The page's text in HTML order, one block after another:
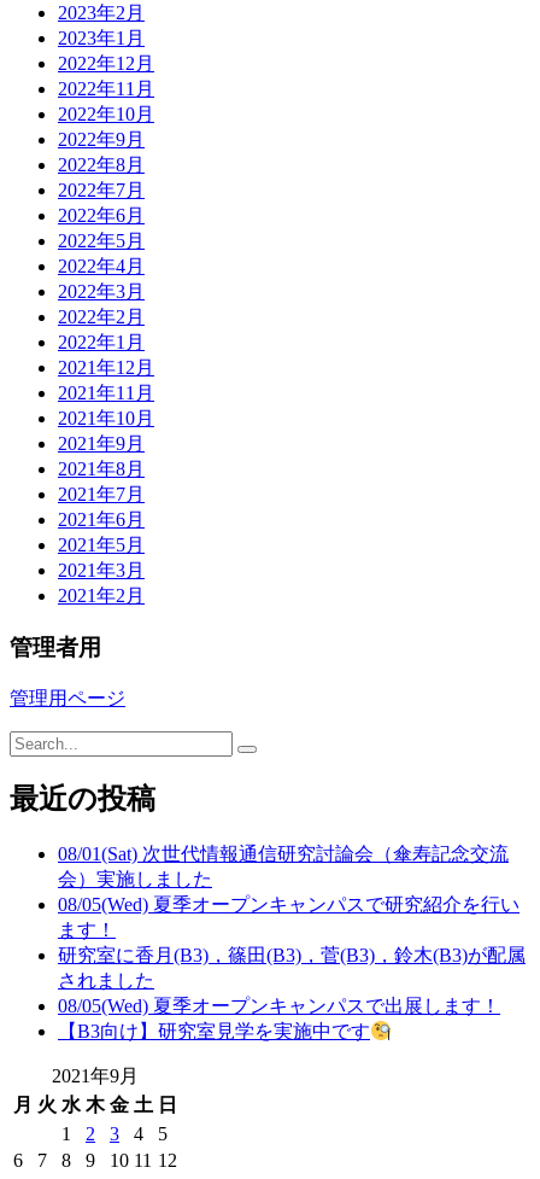
2023年2月
2023年1月
2022年12月
2022年11月
2022年10月
2022年9月
2022年8月
2022年7月
2022年6月
2022年5月
2022年4月
2022年3月
2022年2月
2022年1月
2021年12月
2021年11月
2021年10月
2021年9月
2021年8月
2021年7月
2021年6月
2021年5月
2021年3月
2021年2月
管理者用
管理用ページ
最近の投稿
08/01(Sat) 次世代情報通信研究討論会（傘寿記念交流
会）実施しました
08/05(Wed) 夏季オープンキャンパスで研究紹介を行い
ます！
研究室に香月(B3)，篠田(B3)，菅(B3)，鈴木(B3)が配属
されました
08/05(Wed) 夏季オープンキャンパスで出展します！
【B3向け】研究室見学を実施中です
2021年9月
月 火 水 木 金 土 日
1
2 3 4
5
6
7 8 9 10 11 12